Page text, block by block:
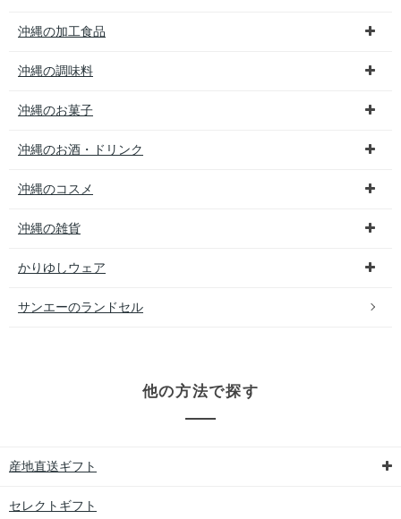
沖縄の加工食品
沖縄の調味料
沖縄のお菓子
沖縄のお酒・ドリンク
沖縄のコスメ
沖縄の雑貨
かりゆしウェア
サンエーのランドセル
他の方法で探す
産地直送ギフト
セレクトギフト